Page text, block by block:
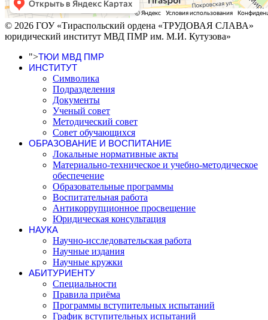
© 2026 ГОУ «Тираспольский ордена «ТРУДОВАЯ СЛАВА»
юридический институт МВД ПМР им. М.И. Кутузова»
">ТЮИ МВД ПМР
ИНСТИТУТ
Символика
Подразделения
Документы
Ученый совет
Методический совет
Совет обучающихся
ОБРАЗОВАНИЕ И ВОСПИТАНИЕ
Локальные нормативные акты
Материально-техническое и учебно-методическое
обеспечение
Образовательные программы
Воспитательная работа
Антикоррупционное просвещение
Юридическая консультация
НАУКА
Научно-исследовательская работа
Научные издания
Научные кружки
АБИТУРИЕНТУ
Специальности
Правила приёма
Программы вступительных испытаний
График вступительных испытаний